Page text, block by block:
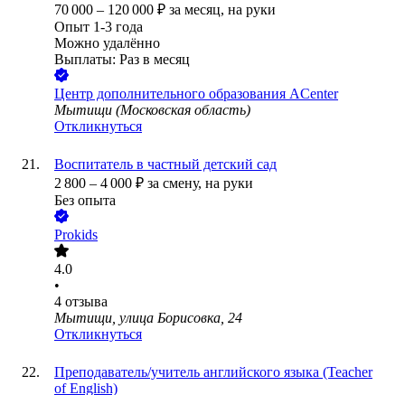
70 000 – 120 000 ₽ за месяц, на руки
Опыт 1-3 года
Можно удалённо
Выплаты: Раз в месяц
Центр дополнительного образования ACenter
Мытищи (Московская область)
Откликнуться
Воспитатель в частный детский сад
2 800 – 4 000 ₽ за смену, на руки
Без опыта
Prokids
4.0
•
4 отзыва
Мытищи, улица Борисовка, 24
Откликнуться
Преподаватель/учитель английского языка (Teacher
of English)